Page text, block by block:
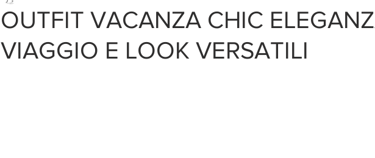
OUTFIT VACANZA CHIC
VIAGGIO E LOOK VERSATILI